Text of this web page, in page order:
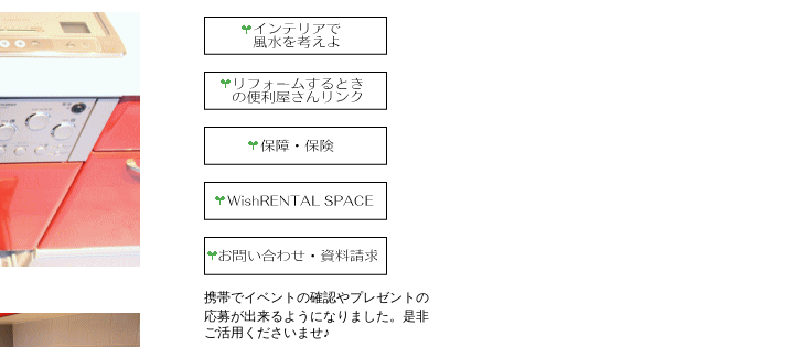
携帯でイベントの確認やプレゼントの
応募が出来るようになりました。是非
ご活用くださいませ♪